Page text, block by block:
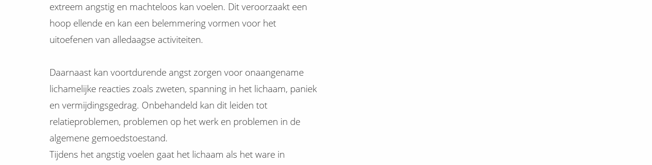
extreem angstig en machteloos kan voelen. Dit veroorzaakt een
hoop ellende en kan een belemmering vormen voor het
uitoefenen van alledaagse activiteiten.
Daarnaast kan voortdurende angst zorgen voor onaangename
lichamelijke reacties zoals zweten, spanning in het lichaam, paniek
en vermijdingsgedrag. Onbehandeld kan dit leiden tot
relatieproblemen, problemen op het werk en problemen in de
algemene gemoedstoestand.
Tijdens het angstig voelen gaat het lichaam als het ware in